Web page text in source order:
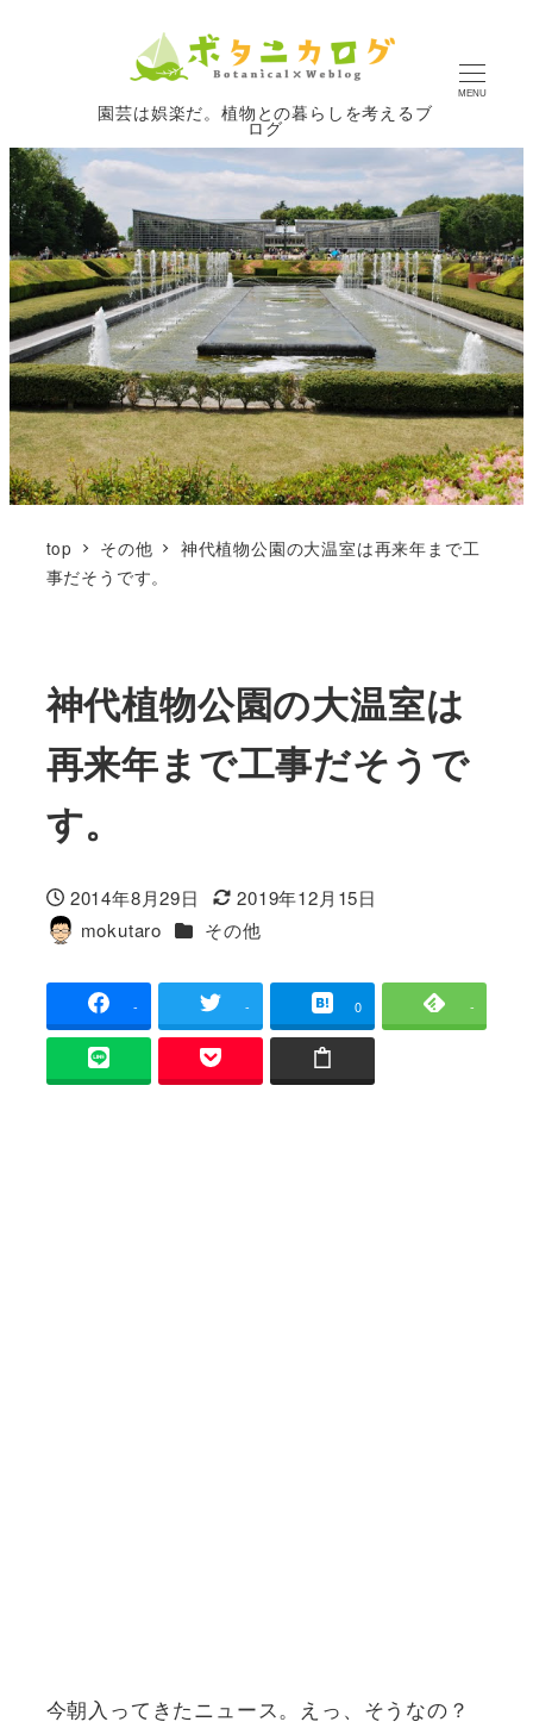
園芸は娯楽だ。植物との暮らしを考えるブ
ログ
MENU
top その他
神代植物公園の大温室は再来年まで工
事だそうです。
神代植物公園の大温室は
再来年まで工事だそうで
す。
投稿日
2014年8月29日
更新日
2019年12月15日
著
者
mokutaro カテゴリー
その他
- - 0 -
今朝入ってきたニュース。えっ、そうなの？